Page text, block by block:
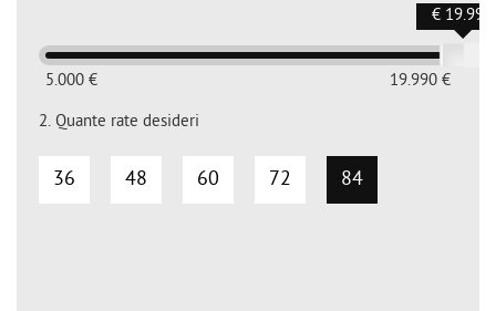
5.000 € 19.990 €
€ 19.990
2. Quante rate desideri
36 48 60 72 84